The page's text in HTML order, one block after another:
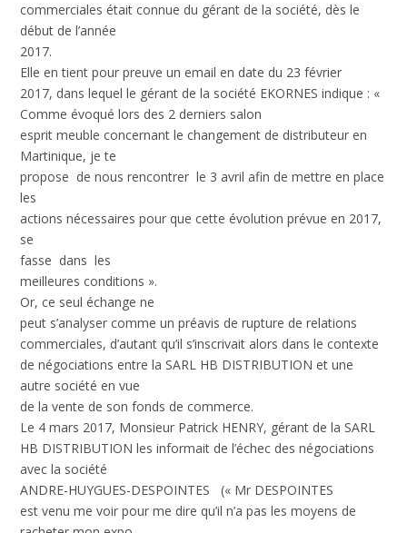
commerciales était connue du gérant de la société, dès le
début de l’année
2017.
Elle en tient pour preuve un email en date du 23 février
2017, dans lequel le gérant de la société EKORNES indique : «
Comme évoqué lors des 2 derniers salon
esprit meuble concernant le changement de distributeur en
Martinique, je te
propose de nous rencontrer le 3 avril afin de mettre en place
les
actions nécessaires pour que cette évolution prévue en 2017,
se
fasse dans les
meilleures conditions ».
Or, ce seul échange ne
peut s’analyser comme un préavis de rupture de relations
commerciales, d’autant qu’il s’inscrivait alors dans le contexte
de négociations entre la SARL HB DISTRIBUTION et une
autre société en vue
de la vente de son fonds de commerce.
Le 4 mars 2017, Monsieur Patrick HENRY, gérant de la SARL
HB DISTRIBUTION les informait de l’échec des négociations
avec la société
ANDRE-HUYGUES-DESPOINTES (« Mr DESPOINTES
est venu me voir pour me dire qu’il n’a pas les moyens de